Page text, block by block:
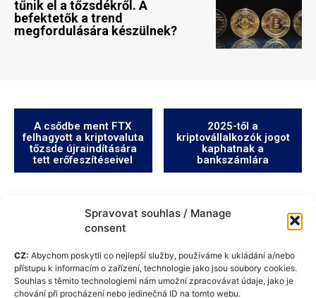
Spravovat souhlas / Manage
consent
CZ: Abychom poskytli co nejlepší služby, používáme k ukládání a/nebo
přístupu k informacím o zařízení, technologie jako jsou soubory cookies.
Souhlas s těmito technologiemi nám umožní zpracovávat údaje, jako je
chování při procházení nebo jedinečná ID na tomto webu.
tűnik el a tőzsdékről. A
befektetők a trend
megfordulására készülnek?
A csődbe ment FTX
felhagyott a kriptovaluta
tőzsde újraindítására
tett erőfeszítéseivel
2025-től a
kriptovállalkozók jogot
kaphatnak a
bankszámlára